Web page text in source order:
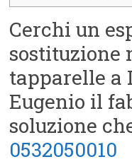
Cerchi un
sostituzione
tapparelle a
Eugenio il
soluzione
0532050010